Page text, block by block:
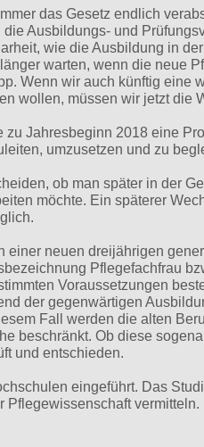
das Gesetz endlich
Ausbildungs- und
wie die Ausbildung in
warten, wenn die neue
Wenn wir auch künftig eine
wollen, müssen wir jetzt die
Jahresbeginn 2018 eine
umzusetzen und zu
ob man später in der
möchte. Ein späterer
neuen dreijährigen
Pflegefachfrau
Voraussetzungen
der gegenwärtigen
Fall werden die alten
beschränkt. Ob diese
und entschieden.
eingeführt. Das